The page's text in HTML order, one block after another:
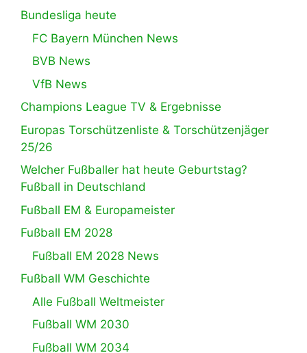
Bundesliga heute
FC Bayern München News
BVB News
VfB News
Champions League TV & Ergebnisse
Europas Torschützenliste & Torschützenjäger
25/26
Welcher Fußballer hat heute Geburtstag?
Fußball in Deutschland
Fußball EM & Europameister
Fußball EM 2028
Fußball EM 2028 News
Fußball WM Geschichte
Alle Fußball Weltmeister
Fußball WM 2030
Fußball WM 2034